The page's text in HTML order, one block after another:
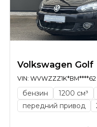
Volkswagen Golf
VIN: WVWZZZ1K*BM****62
бензин 1200 см³
передний привод